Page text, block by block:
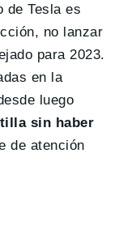
de Tesla es
no lanzar
para 2023.
en la
luego
sin haber
de atención